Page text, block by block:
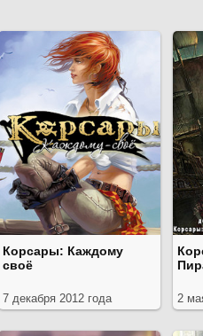
Корсары: Каждому
своё
7 декабря 2012 года 2